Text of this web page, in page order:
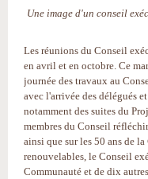
Une image d'un conseil
Les réunions du Conseil
en avril et en octobre. Ce
journée des travaux au
avec l'arrivée des délégués
notamment des suites du
membres du Conseil
ainsi que sur les 50 ans de
renouvelables, le Conseil
Communauté et de dix